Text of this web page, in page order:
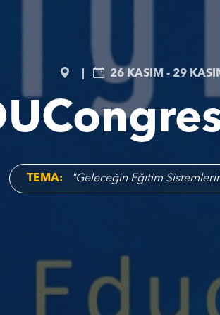
26 KASIM - 29
TEMA: "Geleceğin Eğitim